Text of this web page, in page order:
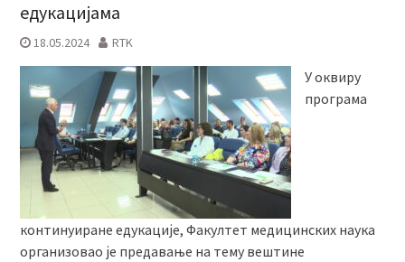
едукацијама
18.05.2024 RTK
У оквиру
програма
континуиране едукације, Факултет медицинских наука
организовао је предавање на тему вештине